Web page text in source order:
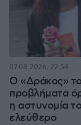
Ο «Δράκος»
προβλήματα
η αστυνομία
ελεύθερο
07.08.2026, 22:54